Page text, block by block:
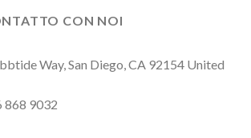
CON NOI
Way, San Diego, CA 92154 United
868 9032